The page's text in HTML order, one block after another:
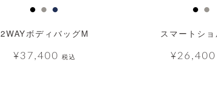
2WAYボディバッグM
¥37,400 税込
スマートショ
¥26,400